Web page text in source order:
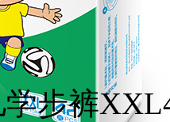
步裤